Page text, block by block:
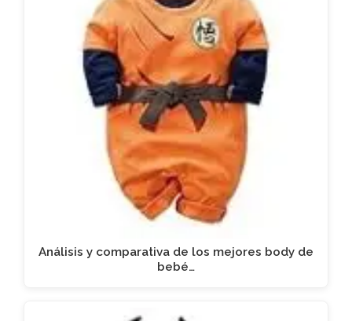
Análisis y comparativa de los mejores body de
bebé…